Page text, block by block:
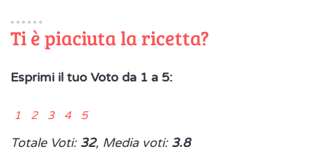
Ti è piaciuta la ricetta?
Esprimi il tuo Voto da 1 a 5:
1 2 3 4 5
Totale Voti: 32, Media voti: 3.8